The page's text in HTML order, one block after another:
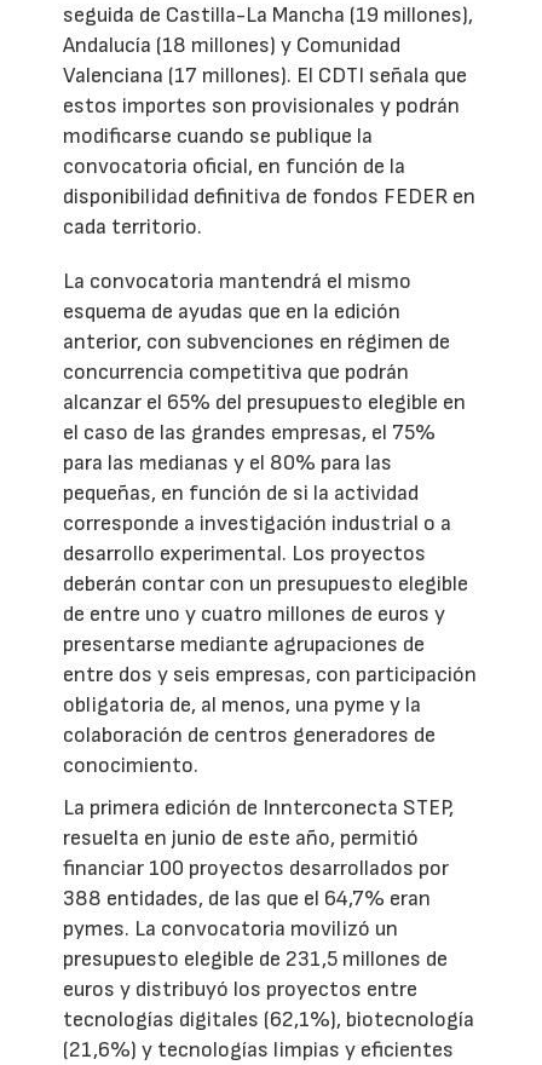
seguida de Castilla-La Mancha (19 millones),
Andalucía (18 millones) y Comunidad
Valenciana (17 millones). El CDTI señala que
estos importes son provisionales y podrán
modificarse cuando se publique la
convocatoria oficial, en función de la
disponibilidad definitiva de fondos FEDER en
cada territorio.
La convocatoria mantendrá el mismo
esquema de ayudas que en la edición
anterior, con subvenciones en régimen de
concurrencia competitiva que podrán
alcanzar el 65% del presupuesto elegible en
el caso de las grandes empresas, el 75%
para las medianas y el 80% para las
pequeñas, en función de si la actividad
corresponde a investigación industrial o a
desarrollo experimental. Los proyectos
deberán contar con un presupuesto elegible
de entre uno y cuatro millones de euros y
presentarse mediante agrupaciones de
entre dos y seis empresas, con participación
obligatoria de, al menos, una pyme y la
colaboración de centros generadores de
conocimiento.
La primera edición de Innterconecta STEP,
resuelta en junio de este año, permitió
financiar 100 proyectos desarrollados por
388 entidades, de las que el 64,7% eran
pymes. La convocatoria movilizó un
presupuesto elegible de 231,5 millones de
euros y distribuyó los proyectos entre
tecnologías digitales (62,1%), biotecnología
(21,6%) y tecnologías limpias y eficientes